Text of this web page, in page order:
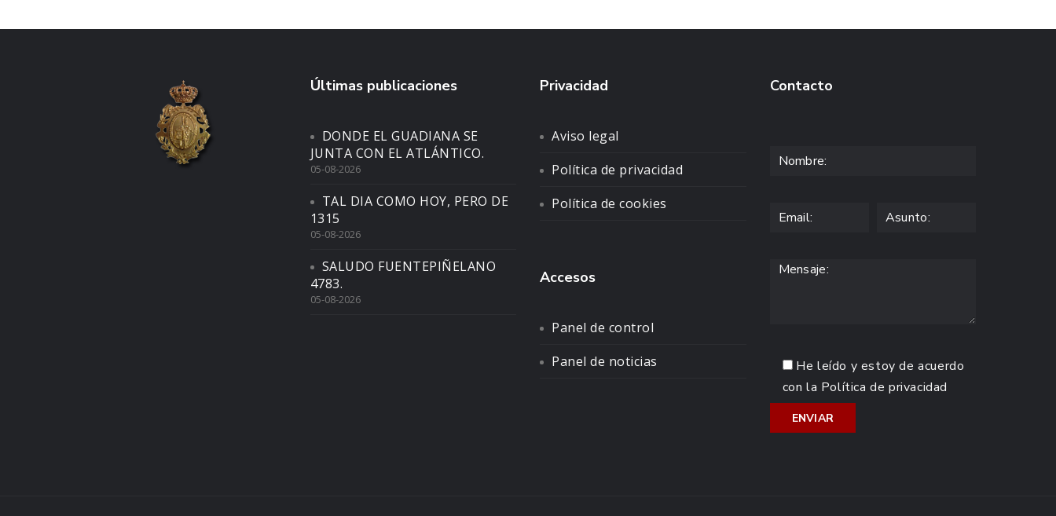
Últimas publicaciones
DONDE EL GUADIANA SE
JUNTA CON EL ATLÁNTICO.
05-08-2026
TAL DIA COMO HOY, PERO DE
1315
05-08-2026
SALUDO FUENTEPIÑELANO
4783.
05-08-2026
Privacidad
Aviso legal
Política de privacidad
Política de cookies
Accesos
Panel de control
Panel de noticias
Contacto
He leído y estoy de acuerdo
con la Política de privacidad